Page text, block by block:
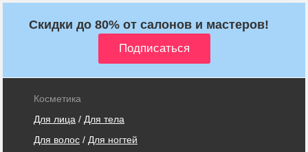
Скидки до 80% от салонов и мастеров!
Косметика
Для лица / Для тела
Для волос / Для ногтей